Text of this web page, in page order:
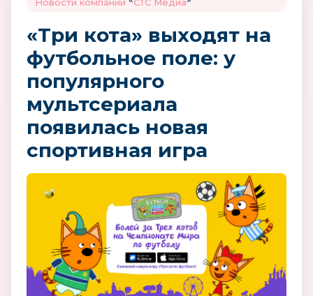
«Три кота» выходят на
футбольное поле: у
популярного
мультсериала
появилась новая
спортивная игра